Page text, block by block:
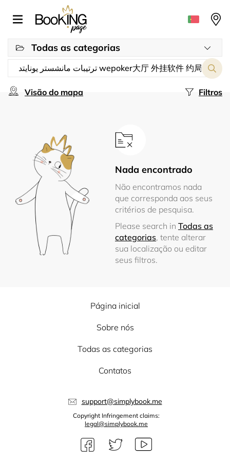
Todas as categorias
Filtros
Visão do mapa
Nada encontrado
Não encontramos nada
que corresponda aos seus
critérios de pesquisa.
Please search in Todas as
categorias, tente alterar
sua localização ou editar
seus filtros.
Página inicial
Sobre nós
Todas as categorias
Contatos
support@simplybook.me
Copyright Infringement claims:
legal@simplybook.me